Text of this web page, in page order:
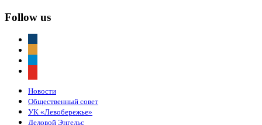
Follow us
Новости
Общественный совет
УК «Левобережье»
Деловой Энгельс